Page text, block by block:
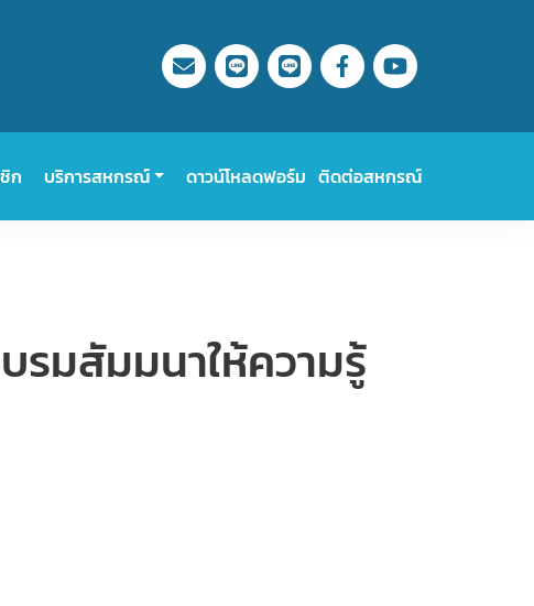
ก บริการสหกรณ์ ดาวน์โหลดฟอร์ม ติดต่อสหกรณ์
รมสัมมนาให้ความรู้